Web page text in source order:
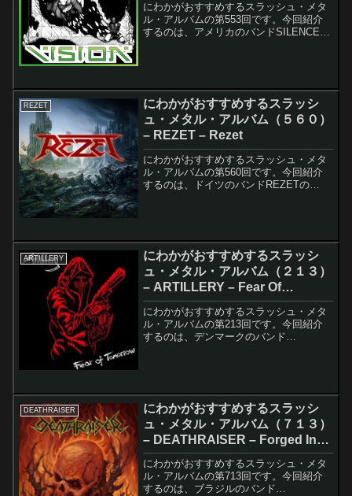
にわかがおすすめするスラッシュ・メタ
ル・アルバムの第553回です。今回紹介
するのは、アメリカのバンドSILENCEの
REZET
にわかがおすすめするスラッシ
ュ・メタル・アルバム（５６０）
– REZET – Rezet
にわかがおすすめするスラッシュ・メタ
ル・アルバムの第560回です。今回紹介
するのは、ドイツのバンドREZETの
ARTILLERY
にわかがおすすめするスラッシ
ュ・メタル・アルバム（２１３）
– ARTILLERY – Fear Of
Tomorrow
にわかがおすすめするスラッシュ・メタ
ル・アルバムの第213回です。今回紹介
するのは、デンマークのバンド
DEATHRAISER
にわかがおすすめするスラッシ
ュ・メタル・アルバム（７１３）
– DEATHRAISER – Forged In
Hatred
にわかがおすすめするスラッシュ・メタ
ル・アルバムの第713回です。今回紹介
するのは、ブラジルのバンド